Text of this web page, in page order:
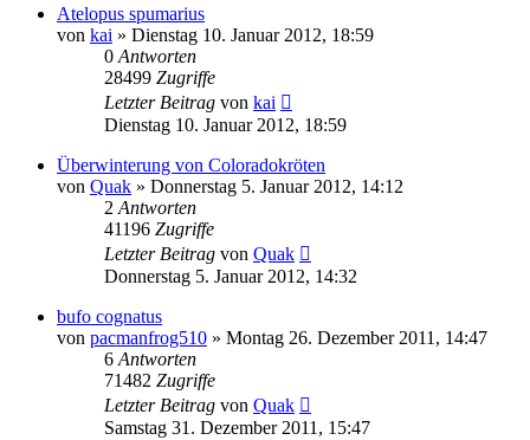
Atelopus spumarius
von kai » Dienstag 10. Januar 2012, 18:59
0 Antworten
28499 Zugriffe
Letzter Beitrag von kai
Dienstag 10. Januar 2012, 18:59
Überwinterung von Coloradokröten
von Quak » Donnerstag 5. Januar 2012, 14:12
2 Antworten
41196 Zugriffe
Letzter Beitrag von Quak
Donnerstag 5. Januar 2012, 14:32
bufo cognatus
von pacmanfrog510 » Montag 26. Dezember 2011, 14:47
6 Antworten
71482 Zugriffe
Letzter Beitrag von Quak
Samstag 31. Dezember 2011, 15:47